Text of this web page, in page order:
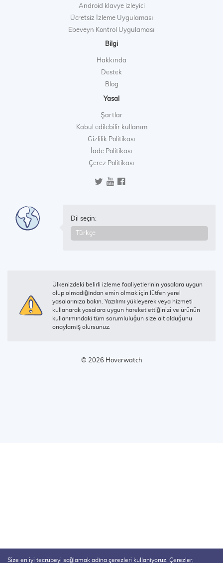
Android klavye izleyici
Ücretsiz İzleme Uygulaması
Ebeveyn Kontrol Uygulaması
Bilgi
Hakkında
Destek
Blog
Yasal
Şartlar
Kabul edilebilir kullanım
Gizlilik Politikası
İade Politikası
Çerez Politikası
Dil seçin:
Ülkenizdeki belirli izleme faaliyetlerinin yasalara uygun
olup olmadığından emin olmak için lütfen yerel
yasalarınıza bakın. Yazılımı yükleyerek veya hizmeti
kullanarak yasalara uygun hareket ettiğinizi ve ürünün
kullanımındaki tüm sorumluluğun size ait olduğunu
onaylamış olursunuz.
© 2026 Hoverwatch
Size en iyi tecrübeyi sağlamak adına çerezleri kullanıyoruz. Çerezler,